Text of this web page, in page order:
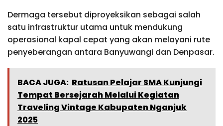
Dermaga tersebut diproyeksikan sebagai salah
satu infrastruktur utama untuk mendukung
operasional kapal cepat yang akan melayani rute
penyeberangan antara Banyuwangi dan Denpasar.
BACA JUGA: Ratusan Pelajar SMA Kunjungi
Tempat Bersejarah Melalui Kegiatan
Traveling Vintage Kabupaten Nganjuk
2025